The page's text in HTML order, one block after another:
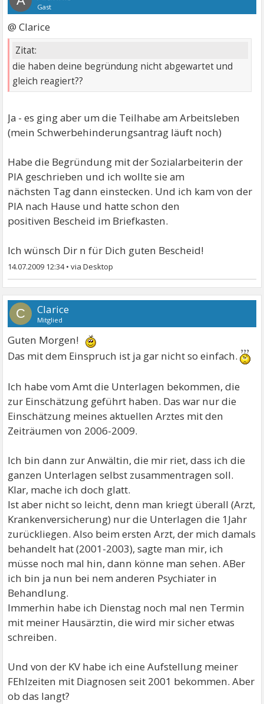
Gast
@ Clarice
Zitat:
die haben deine begründung nicht abgewartet und
gleich reagiert??
Ja - es ging aber um die Teilhabe am Arbeitsleben
(mein Schwerbehinderungsantrag läuft noch)
Habe die Begründung mit der Sozialarbeiterin der
PIA geschrieben und ich wollte sie am
nächsten Tag dann einstecken. Und ich kam von der
PIA nach Hause und hatte schon den
positiven Bescheid im Briefkasten.
Ich wünsch Dir n für Dich guten Bescheid!
14.07.2009 12:34•
C Clarice
Mitglied
Guten Morgen!
Das mit dem Einspruch ist ja gar nicht so einfach.
Ich habe vom Amt die Unterlagen bekommen, die
zur Einschätzung geführt haben. Das war nur die
Einschätzung meines aktuellen Arztes mit den
Zeiträumen von 2006-2009.
Ich bin dann zur Anwältin, die mir riet, dass ich die
ganzen Unterlagen selbst zusammentragen soll.
Klar, mache ich doch glatt.
Ist aber nicht so leicht, denn man kriegt überall (Arzt,
Krankenversicherung) nur die Unterlagen die 1Jahr
zurückliegen. Also beim ersten Arzt, der mich damals
behandelt hat (2001-2003), sagte man mir, ich
müsse noch mal hin, dann könne man sehen. ABer
ich bin ja nun bei nem anderen Psychiater in
Behandlung.
Immerhin habe ich Dienstag noch mal nen Termin
mit meiner Hausärztin, die wird mir sicher etwas
schreiben.
Und von der KV habe ich eine Aufstellung meiner
FEhlzeiten mit Diagnosen seit 2001 bekommen. Aber
ob das langt?